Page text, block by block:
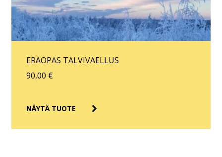
ERÄOPAS TALVIVAELLUS
90,00 €
NÄYTÄ TUOTE